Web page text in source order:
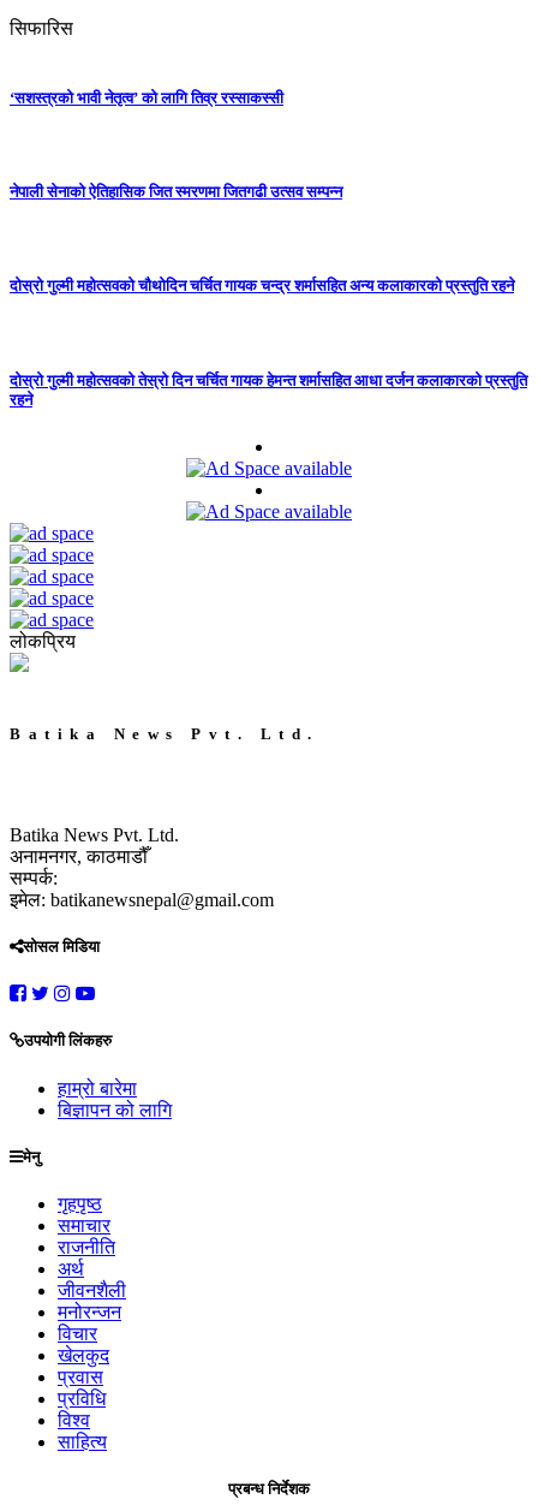
सिफारिस
‘सशस्त्रको भावी नेतृत्व’ को लागि तिव्र रस्साकस्सी
नेपाली सेनाको ऐतिहासिक जित स्मरणमा जितगढी उत्सव सम्पन्न
दोस्रो गुल्मी महोत्सवको चौथोदिन चर्चित गायक चन्द्र शर्मासहित अन्य कलाकारको प्रस्तुति रहने
दोस्रो गुल्मी महोत्सवको तेस्रो दिन चर्चित गायक हेमन्त शर्मासहित आधा दर्जन कलाकारको प्रस्तुति
रहने
लोकप्रिय
Batika News Pvt. Ltd.
Batika News Pvt. Ltd.
अनामनगर, काठमाडौँ
सम्पर्क:
इमेल: batikanewsnepal@gmail.com
सोसल मिडिया
उपयोगी लिंकहरु
हाम्रो बारेमा
बिज्ञापन को लागि
मेनु
गृहपृष्ठ
समाचार
राजनीति
अर्थ
जीवनशैली
मनोरन्जन
विचार
खेलकुद
प्रवास
प्रविधि
विश्व
साहित्य
प्रबन्ध निर्देशक